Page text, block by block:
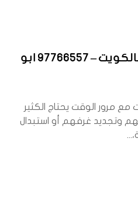
شراء اغراض مستعملة بالكويت – 97766557 ابو
مرور الوقت يحتاج الكثير
وتجديد غرفهم أو استبدال